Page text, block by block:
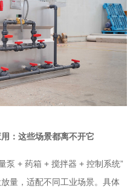
：这些场景都离不开它
泵 + 药箱 + 搅拌器 + 控制系统”
量，适配不同工业场景。具体